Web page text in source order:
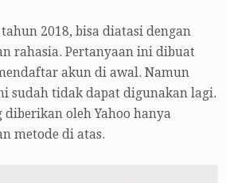
2018, bisa diatasi dengan
rahasia. Pertanyaan ini dibuat
akun di awal. Namun
sudah tidak dapat digunakan lagi.
diberikan oleh Yahoo hanya
metode di atas.